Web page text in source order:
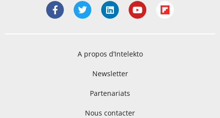
A propos d’Intelekto
Newsletter
Partenariats
Nous contacter